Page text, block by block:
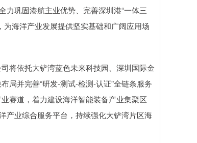
力巩固港航主业优势、完善深圳港“一体三
海洋产业发展提供坚实基础和广阔应用场
依托大铲湾蓝色未来科技园、深圳国际金
局并完善“研发-测试-检测-认证”全链条服务
赛道，着力建设海洋智能装备产业集聚区
产业综合服务平台，持续强化大铲湾片区海